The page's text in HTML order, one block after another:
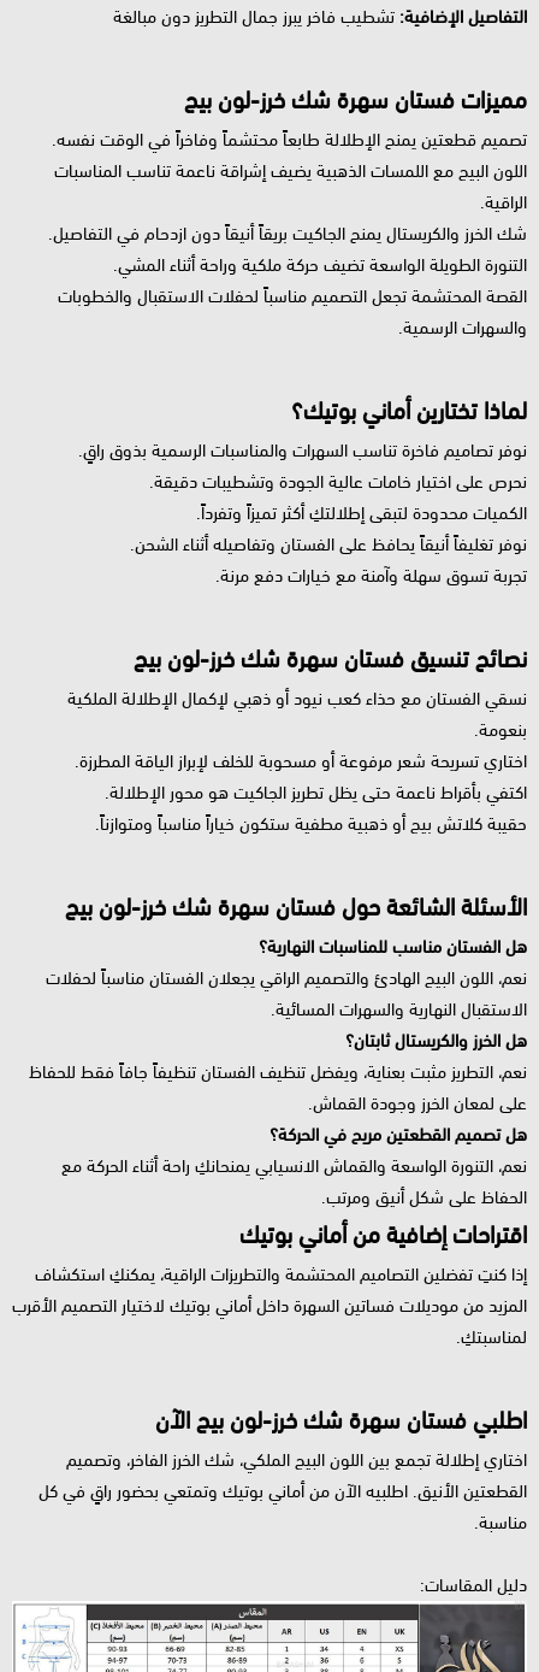
التفاصيل الإضافية: تشطيب فاخر يبرز جمال التطريز دون مبالغة
مميزات فستان سهرة شك خرز-لون بيج
تصميم قطعتين يمنح الإطلالة طابعاً محتشماً وفاخراً في الوقت نفسه.
اللون البيج مع اللمسات الذهبية يضيف إشراقة ناعمة تناسب المناسبات
الراقية.
شك الخرز والكريستال يمنح الجاكيت بريقاً أنيقاً دون ازدحام في التفاصيل.
التنورة الطويلة الواسعة تضيف حركة ملكية وراحة أثناء المشي.
القصة المحتشمة تجعل التصميم مناسباً لحفلات الاستقبال والخطوبات
والسهرات الرسمية.
لماذا تختارين أماني بوتيك؟
نوفر تصاميم فاخرة تناسب السهرات والمناسبات الرسمية بذوق راقٍ.
نحرص على اختيار خامات عالية الجودة وتشطيبات دقيقة.
الكميات محدودة لتبقى إطلالتكِ أكثر تميزاً وتفرداً.
نوفر تغليفاً أنيقاً يحافظ على الفستان وتفاصيله أثناء الشحن.
تجربة تسوق سهلة وآمنة مع خيارات دفع مرنة.
نصائح تنسيق فستان سهرة شك خرز-لون بيج
نسقي الفستان مع حذاء كعب نيود أو ذهبي لإكمال الإطلالة الملكية
بنعومة.
اختاري تسريحة شعر مرفوعة أو مسحوبة للخلف لإبراز الياقة المطرزة.
اكتفي بأقراط ناعمة حتى يظل تطريز الجاكيت هو محور الإطلالة.
حقيبة كلاتش بيج أو ذهبية مطفية ستكون خياراً مناسباً ومتوازناً.
الأسئلة الشائعة حول فستان سهرة شك خرز-لون بيج
هل الفستان مناسب للمناسبات النهارية؟
نعم، اللون البيج الهادئ والتصميم الراقي يجعلان الفستان مناسباً لحفلات
الاستقبال النهارية والسهرات المسائية.
هل الخرز والكريستال ثابتان؟
نعم، التطريز مثبت بعناية، ويفضل تنظيف الفستان تنظيفاً جافاً فقط للحفاظ
على لمعان الخرز وجودة القماش.
هل تصميم القطعتين مريح في الحركة؟
نعم، التنورة الواسعة والقماش الانسيابي يمنحانكِ راحة أثناء الحركة مع
الحفاظ على شكل أنيق ومرتب.
اقتراحات إضافية من أماني بوتيك
إذا كنتِ تفضلين التصاميم المحتشمة والتطريزات الراقية، يمكنكِ استكشاف
المزيد من موديلات فساتين السهرة داخل أماني بوتيك لاختيار التصميم الأقرب
لمناسبتكِ.
اطلبي فستان سهرة شك خرز-لون بيج الآن
اختاري إطلالة تجمع بين اللون البيج الملكي، شك الخرز الفاخر، وتصميم
القطعتين الأنيق. اطلبيه الآن من أماني بوتيك وتمتعي بحضور راقٍ في كل
مناسبة.
دليل المقاسات: